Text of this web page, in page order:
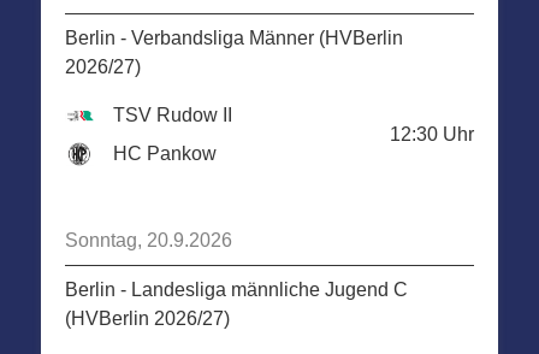
Berlin - Verbandsliga Männer (HVBerlin
2026/27)
TSV Rudow II
HC Pankow
12:30 Uhr
Sonntag, 20.9.2026
Berlin - Landesliga männliche Jugend C
(HVBerlin 2026/27)